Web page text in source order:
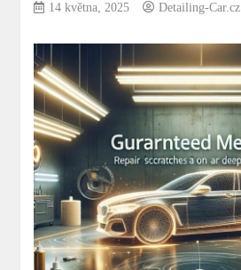
14 května, 2025 Detailing-Car.cz